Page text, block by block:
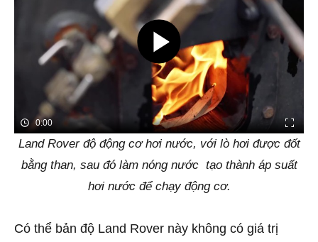
0:00
Land Rover độ động cơ hơi nước, với lò hơi được đốt
bằng than, sau đó làm nóng nước tạo thành áp suất
hơi nước để chạy động cơ.
Có thể bản độ Land Rover này không có giá trị